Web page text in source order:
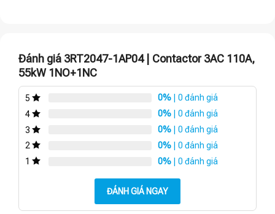
Đánh giá 3RT2047-1AP04 | Contactor 3AC 110A,
55kW 1NO+1NC
5 0% | 0 đánh giá
4
0% | 0 đánh giá
3
0% | 0 đánh giá
2
0% | 0 đánh giá
1
0% | 0 đánh giá
ĐÁNH GIÁ NGAY